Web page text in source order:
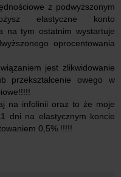
z podwyższonym
elastyczne konto
na tym ostatnim wystartuje
oprocentowania
jest zlikwidowanie
przekształcenie owego w
na infolinii oraz to że moje
dni na elastycznym koncie
0,5% !!!!!